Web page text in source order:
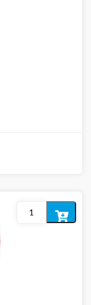
Dodaj